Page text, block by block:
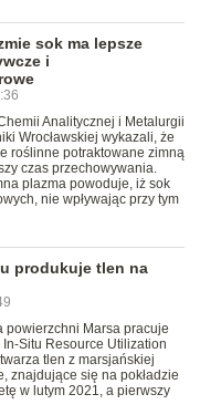
sok ma lepsze
i
Analitycznej i Metalurgii
Wrocławskiej wykazali, że
roślinne potraktowane zimną
czas przechowywania.
plazma powoduje, iż sok
nie wpływając przy tym
produkuje tlen na
powierzchni Marsa pracuje
In-Situ Resource Utilization
tlen z marsjańskiej
znajdujące się na pokładzie
w lutym 2021, a pierwszy